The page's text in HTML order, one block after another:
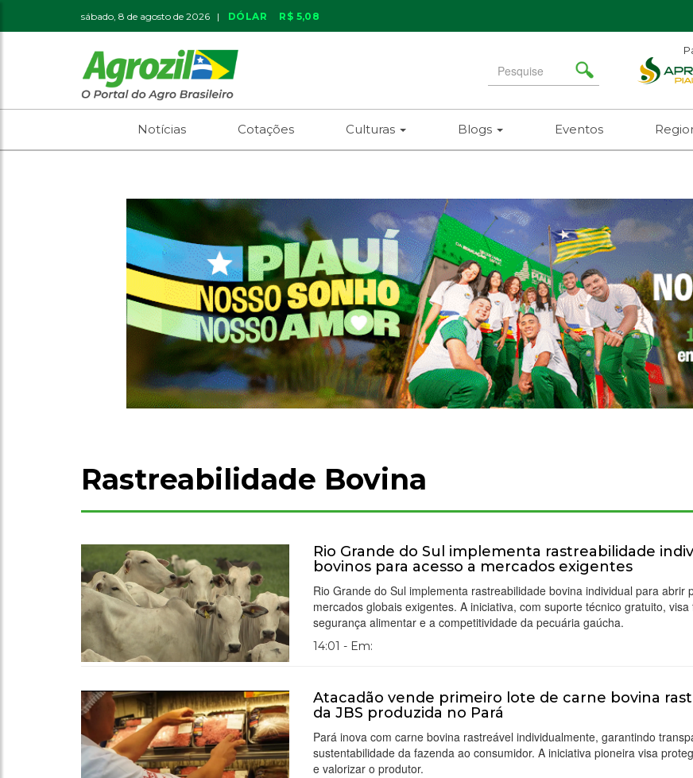
sábado, 8 de agosto de 2026 | DÓLAR R$ 5,08
Search
for
Notícias Cotações Culturas Blogs Eventos
Rastreabilidade Bovina
Rio Grande do Sul implementa rastreabilidade
bovinos para acesso a mercados exigentes
Rio Grande do Sul implementa rastreabilidade bovina individual para abrir
mercados globais exigentes. A iniciativa, com suporte técnico gratuito,
segurança alimentar e a competitividade da pecuária gaúcha.
14:01 - Em:
Atacadão vende primeiro lote de carne bovina
da JBS produzida no Pará
Pará inova com carne bovina rastreável individualmente, garantindo
sustentabilidade da fazenda ao consumidor. A iniciativa pioneira visa
e valorizar o produtor.